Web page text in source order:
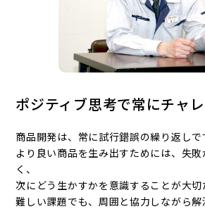
ポジティブ思考で常にチャレ
商品開発は、常に試行錯誤の繰り返しで
より良い商品を生み出すためには、失
く、
次にどう生かすかを意識することが大切
難しい課題でも、周囲と協力しながら解